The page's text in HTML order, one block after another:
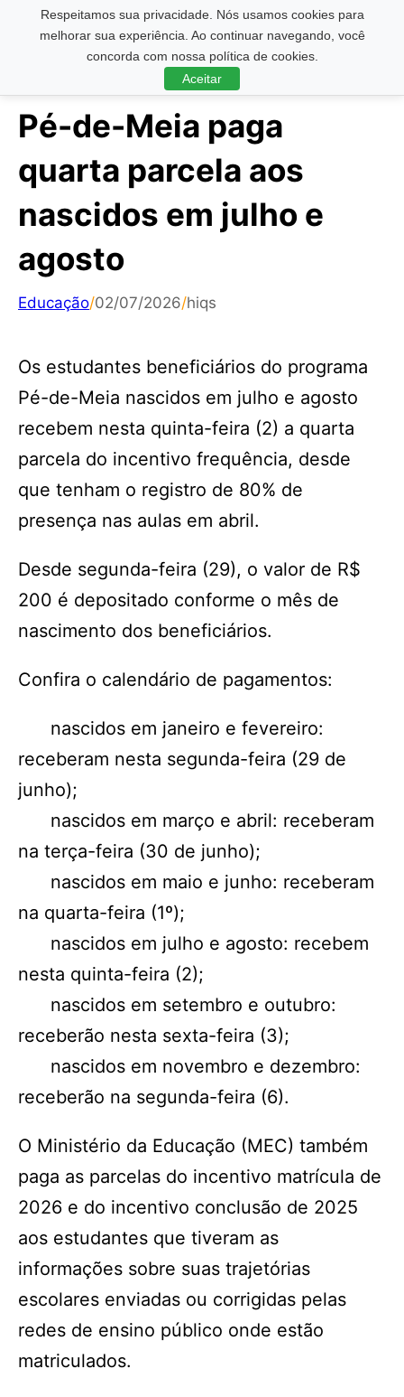
Respeitamos sua privacidade. Nós usamos cookies para
melhorar sua experiência. Ao continuar navegando, você
concorda com nossa política de cookies.
Aceitar
Pesquisar ...
Pé-de-Meia paga
quarta parcela aos
nascidos em julho e
agosto
Educação/02/07/2026/hiqs
Os estudantes beneficiários do programa
Pé-de-Meia nascidos em julho e agosto
recebem nesta quinta-feira (2) a quarta
parcela do incentivo frequência, desde
que tenham o registro de 80% de
presença nas aulas em abril.
Desde segunda-feira (29), o valor de R$
200 é depositado conforme o mês de
nascimento dos beneficiários.
Confira o calendário de pagamentos:
nascidos em janeiro e fevereiro:
receberam nesta segunda-feira (29 de
junho);
nascidos em março e abril: receberam
na terça-feira (30 de junho);
nascidos em maio e junho: receberam
na quarta-feira (1º);
nascidos em julho e agosto: recebem
nesta quinta-feira (2);
nascidos em setembro e outubro:
receberão nesta sexta-feira (3);
nascidos em novembro e dezembro:
receberão na segunda-feira (6).
O Ministério da Educação (MEC) também
paga as parcelas do incentivo matrícula de
2026 e do incentivo conclusão de 2025
aos estudantes que tiveram as
informações sobre suas trajetórias
escolares enviadas ou corrigidas pelas
redes de ensino público onde estão
matriculados.